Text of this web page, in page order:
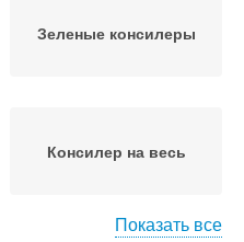
Зеленые консилеры
Консилер на весь
Показать все